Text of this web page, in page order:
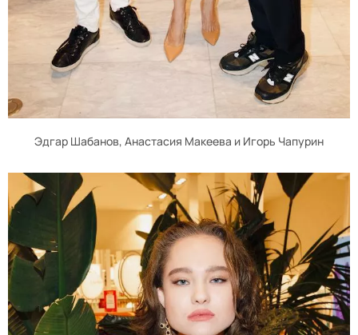
Эдгар Шабанов, Анастасия Макеева и Игорь Чапурин